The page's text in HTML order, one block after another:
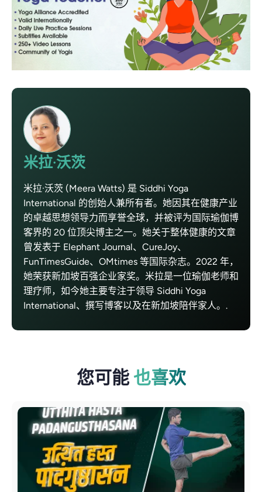
米拉·沃茨
米拉·沃茨 (Meera Watts) 是 Siddhi Yoga
International 的创始人兼所有者。她因其在健康产业
的卓越思想领导力而享誉全球，并被评为国际瑜伽博
客界的 20 位顶尖博主之一。她关于整体健康的文章
曾发表于 Elephant Journal、CureJoy、
FunTimesGuide、OMtimes 等国际杂志。2022 年，
她荣获新加坡百强企业家奖。米拉是一位瑜伽老师和
理疗师，如今她主要专注于领导 Siddhi Yoga
International、撰写博客以及在新加坡陪伴家人。.
您可能 也喜欢